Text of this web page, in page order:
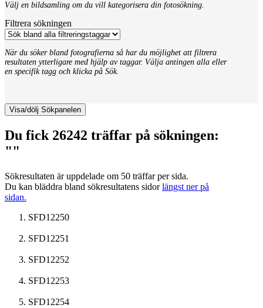
Välj en bildsamling om du vill kategorisera din fotosökning.
Filtrera sökningen
När du söker bland fotografierna så har du möjlighet att filtrera
resultaten ytterligare med hjälp av taggar. Välja antingen alla eller
en specifik tagg och klicka på Sök.
Visa/dölj Sökpanelen
Du fick 26242 träffar på sökningen:
""
Sökresultaten är uppdelade om 50 träffar per sida.
Du kan bläddra bland sökresultatens sidorlängst ner på
sidan.
SFD12250
SFD12251
SFD12252
SFD12253
SFD12254